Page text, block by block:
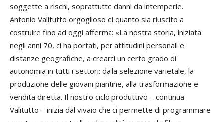
soggette a rischi, soprattutto danni da intemperie.
Antonio Valitutto orgoglioso di quanto sia riuscito a
costruire fino ad oggi afferma: «La nostra storia, iniziata
negli anni 70, ci ha portati, per attitudini personali e
distanze geografiche, a crearci un certo grado di
autonomia in tutti i settori: dalla selezione varietale, la
produzione delle giovani piantine, alla trasformazione e
vendita diretta. Il nostro ciclo produttivo – continua
Valitutto – inizia dal vivaio che ci permette di programmare